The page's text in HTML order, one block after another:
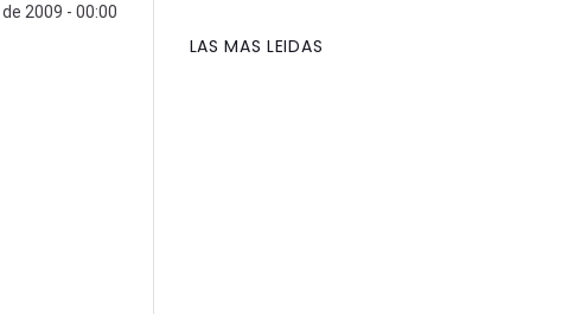
2009 - 00:00
LAS MAS LEIDAS